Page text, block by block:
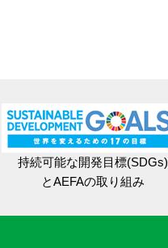
持続可能な開発目標(SDGs)
とAEFAの取り組み